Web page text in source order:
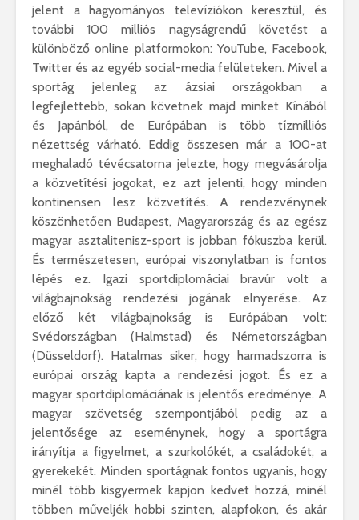
jelent a hagyományos televíziókon keresztül, és
további 100 milliós nagyságrendű követést a
különböző online platformokon: YouTube, Facebook,
Twitter és az egyéb social-media felületeken. Mivel a
sportág jelenleg az ázsiai országokban a
legfejlettebb, sokan követnek majd minket Kínából
és Japánból, de Európában is több tízmilliós
nézettség várható. Eddig összesen már a 100-at
meghaladó tévécsatorna jelezte, hogy megvásárolja
a közvetítési jogokat, ez azt jelenti, hogy minden
kontinensen lesz közvetítés. A rendezvénynek
köszönhetően Budapest, Magyarország és az egész
magyar asztalitenisz-sport is jobban fókuszba kerül.
És természetesen, európai viszonylatban is fontos
lépés ez. Igazi sportdiplomáciai bravúr volt a
világbajnokság rendezési jogának elnyerése. Az
előző két világbajnokság is Európában volt:
Svédországban (Halmstad) és Németországban
(Düsseldorf). Hatalmas siker, hogy harmadszorra is
európai ország kapta a rendezési jogot. És ez a
magyar sportdiplomáciának is jelentős eredménye. A
magyar szövetség szempontjából pedig az a
jelentősége az eseménynek, hogy a sportágra
irányítja a figyelmet, a szurkolókét, a családokét, a
gyerekekét. Minden sportágnak fontos ugyanis, hogy
minél több kisgyermek kapjon kedvet hozzá, minél
többen műveljék hobbi szinten, alapfokon, és akár